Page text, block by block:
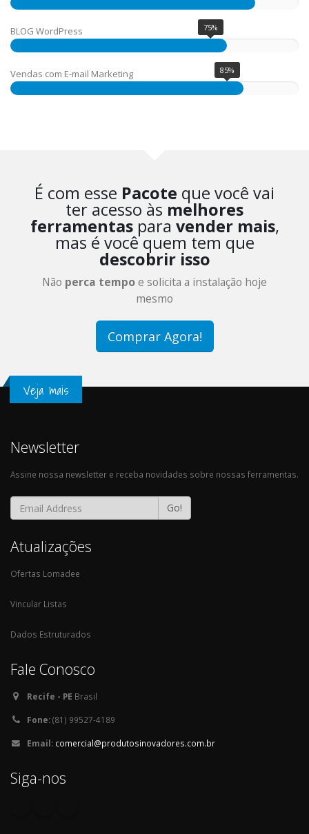
BLOG WordPress 75%
Vendas com E-mail Marketing 85%
É com esse Pacote que você vai
ter acesso às melhores
ferramentaspara vender mais,
mas é você quem tem que
descobrir isso
Não perca tempoe solicita a instalação hoje
mesmo
Comprar Agora!
Veja mais
Newsletter
Assine nossa newsletter e receba novidades sobre nossas ferramentas.
Go!
Atualizações
Ofertas Lomadee
Vincular Listas
Dados Estruturados
Fale Conosco
Recife - PE Brasil
Fone:(81) 99527-4189
Email: comercial@produtosinovadores.com.br
Siga-nos